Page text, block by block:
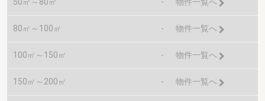
50㎡～80㎡ - 物件一覧へ
80㎡～100㎡ - 物件一覧へ
100㎡～150㎡ - 物件一覧へ
150㎡～200㎡ - 物件一覧へ